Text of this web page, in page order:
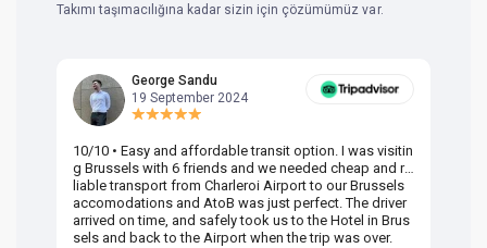
Takımı taşımacılığına kadar sizin için çözümümüz var.
George Sandu
19 September 2024
10/10 • Easy and affordable transit option. I was visitin
g Brussels with 6 friends and we needed cheap and re
liable transport from Charleroi Airport to our Brussels
accomodations and AtoB was just perfect. The driver
arrived on time, and safely took us to the Hotel in Brus
sels and back to the Airport when the trip was over.